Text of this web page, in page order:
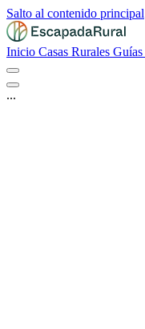
Salto al contenido principal
Inicio Casas Rurales Guías
...